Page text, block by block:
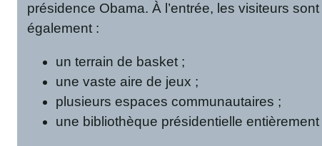
présidence Obama. À l’entrée, les visiteurs
également :
un terrain de basket ;
une vaste aire de jeux ;
plusieurs espaces communautaires ;
une bibliothèque présidentielle